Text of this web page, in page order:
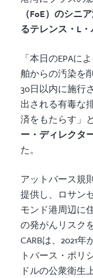
（FoE）のシニ
るテレンス・L
「本日のEPAに
舶からの汚染を
30日以内に施行
出される有毒な
済をもたらす」と
ー・ディレクタ
た。
アットバース規
提供し、ロサン
モンド港周辺に
の発がんリスク
CARBは、2021
トバース・ポリ
ドルの公衆衛生